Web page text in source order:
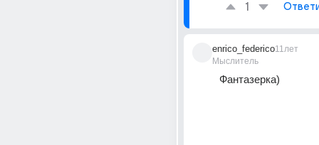
1
enrico_federico
Мыслитель
11лет
Фантазерка)